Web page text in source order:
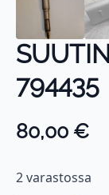
794435
80,00 €
2 varastossa